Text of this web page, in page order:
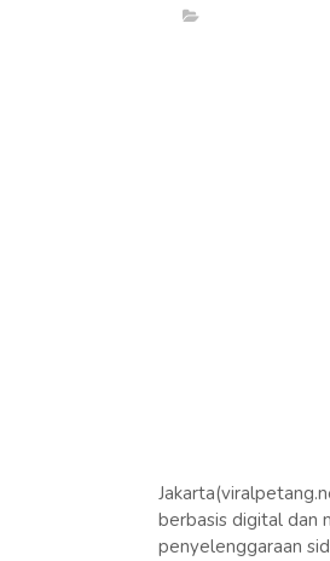
berbasis digital dan
penyelenggaraan